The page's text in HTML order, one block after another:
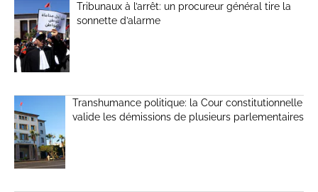
Tribunaux à l’arrêt: un procureur général tire la
sonnette d’alarme
Transhumance politique: la Cour constitutionnelle
valide les démissions de plusieurs parlementaires